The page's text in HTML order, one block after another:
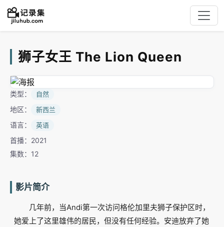
狮子女王 The Lion Queen
类型： 自然
地区： 新西兰
语言： 英语
首播：2021
集数：12
影片简介
几年前，当Andi第一次访问格伦加里夫狮子保护区时，
她爱上了这里雄伟的居民，但没有任何经验。安迪放弃了她